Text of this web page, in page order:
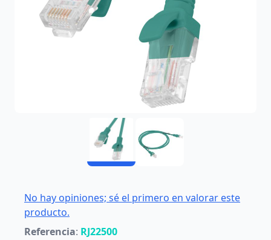
No hay opiniones; sé el primero en valorar este
producto.
Referencia: RJ22500